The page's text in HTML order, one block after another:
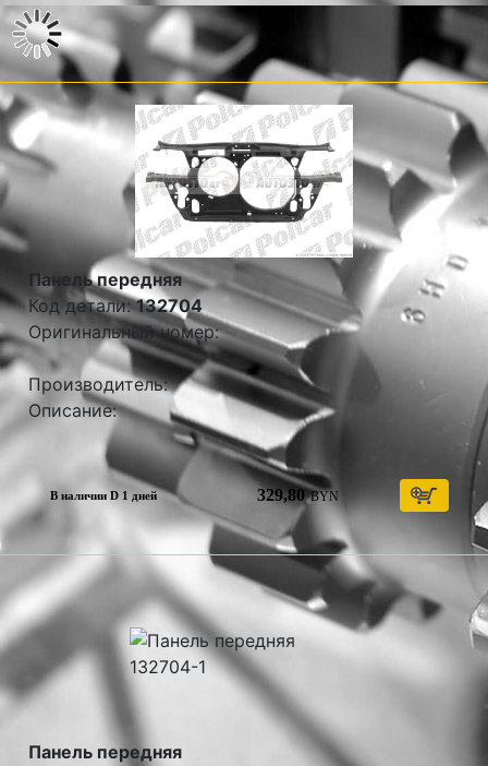
Панель передняя
Код детали:132704
Оригинальный номер:
Производитель:
Описание:
В наличии D 1 дней 329,80 BYN
Панель передняя